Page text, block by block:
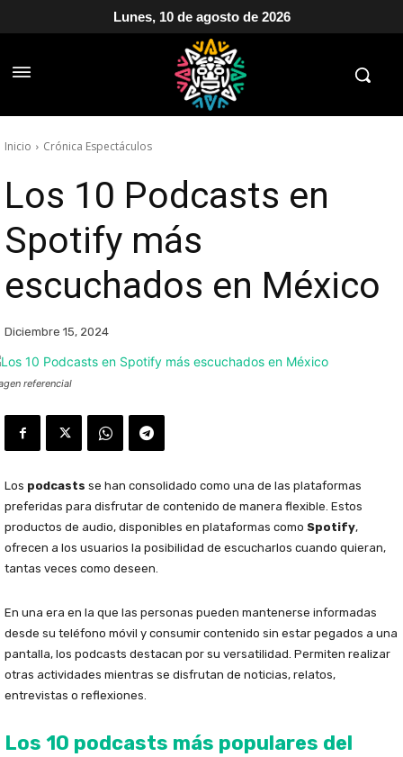
Lunes, 10 de agosto de 2026
Inicio Crónica Espectáculos
Los 10 Podcasts en
Spotify más
escuchados en México
Diciembre 15, 2024
referencial
Los podcasts se han consolidado como una de las plataformas
preferidas para disfrutar de contenido de manera flexible. Estos
productos de audio, disponibles en plataformas como Spotify,
ofrecen a los usuarios la posibilidad de escucharlos cuando quieran,
tantas veces como deseen.
En una era en la que las personas pueden mantenerse informadas
desde su teléfono móvil y consumir contenido sin estar pegados a una
pantalla, los podcasts destacan por su versatilidad. Permiten realizar
otras actividades mientras se disfrutan de noticias, relatos,
entrevistas o reflexiones.
Los 10 podcasts más populares del